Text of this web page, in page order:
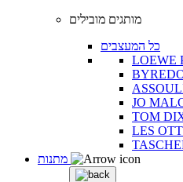
מותגים מובילים
כל המעצבים
LOEWE
JO
TOM
LES